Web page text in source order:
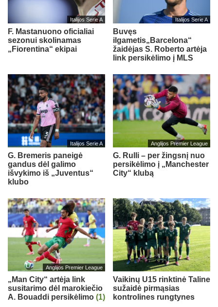
Italijos Serie A
F. Mastanuono oficialiai
sezonui skolinamas
„Fiorentina“ ekipai
Italijos Serie A
Buvęs
ilgametis„Barcelona“
žaidėjas S. Roberto artėja
link persikėlimo į MLS
Italijos Serie A
G. Bremeris paneigė
gandus dėl galimo
išvykimo iš „Juventus“
klubo
Anglijos Premier League
G. Rulli – per žingsnį nuo
persikėlimo į „Manchester
City“ klubą
Anglijos Premier League
„Man City“ artėja link
susitarimo dėl marokiečio
A. Bouaddi persikėlimo (1)
Vaikinų U15 rinktinė Taline
sužaidė pirmąsias
kontrolines rungtynes